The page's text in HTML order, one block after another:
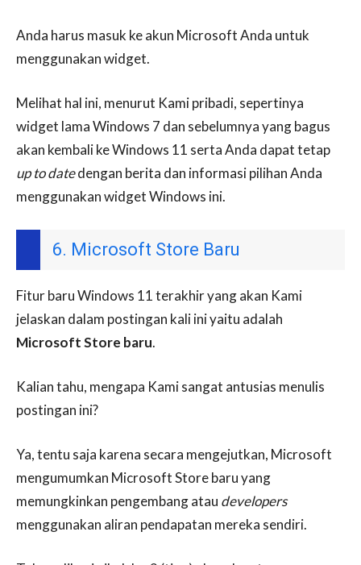
Anda harus masuk ke akun Microsoft Anda untuk
menggunakan widget.
Melihat hal ini, menurut Kami pribadi, sepertinya
widget lama Windows 7 dan sebelumnya yang bagus
akan kembali ke Windows 11 serta Anda dapat tetap
up to datedengan berita dan informasi pilihan Anda
menggunakan widget Windows ini.
6. Microsoft Store Baru
Fitur baru Windows 11 terakhir yang akan Kami
jelaskan dalam postingan kali ini yaitu adalah
Microsoft Store baru.
Kalian tahu, mengapa Kami sangat antusias menulis
postingan ini?
Ya, tentu saja karena secara mengejutkan, Microsoft
mengumumkan Microsoft Store baru yang
memungkinkan pengembang atau developers
menggunakan aliran pendapatan mereka sendiri.